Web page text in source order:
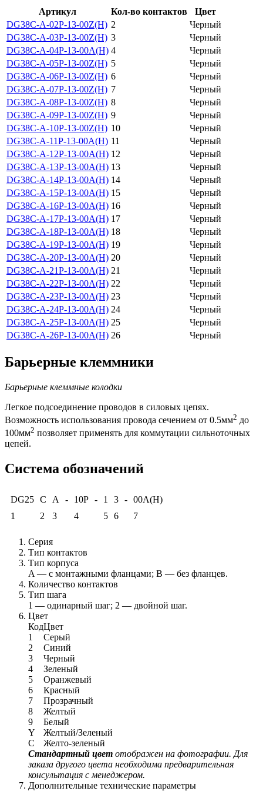
Артикул Кол-во контактов
Цвет
DG38C-A-02P-13-00Z(H) 2
Черный
DG38C-A-03P-13-00Z(H) 3
Черный
DG38C-A-04P-13-00A(H) 4
Черный
DG38C-A-05P-13-00Z(H) 5
Черный
DG38C-A-06P-13-00Z(H) 6
Черный
DG38C-A-07P-13-00Z(H) 7
Черный
DG38C-A-08P-13-00Z(H) 8
Черный
DG38C-A-09P-13-00Z(H) 9
Черный
DG38C-A-10P-13-00Z(H) 10
Черный
DG38C-A-11P-13-00A(H) 11
Черный
DG38C-A-12P-13-00A(H) 12
Черный
DG38C-A-13P-13-00A(H) 13
Черный
DG38C-A-14P-13-00A(H) 14
Черный
DG38C-A-15P-13-00A(H) 15
Черный
DG38C-A-16P-13-00A(H) 16
Черный
DG38C-A-17P-13-00A(H) 17
Черный
DG38C-A-18P-13-00A(H) 18
Черный
DG38C-A-19P-13-00A(H) 19
Черный
DG38C-A-20P-13-00A(H) 20
Черный
DG38C-A-21P-13-00A(H) 21
Черный
DG38C-A-22P-13-00A(H) 22
Черный
DG38C-A-23P-13-00A(H) 23
Черный
DG38C-A-24P-13-00A(H) 24
Черный
DG38C-A-25P-13-00A(H) 25
Черный
DG38C-A-26P-13-00A(H) 26 Черный
Барьерные клеммники
Барьерные клеммные колодки
Легкое подсоединение проводов в силовых цепях.
Возможность использования провода сечением от 0.5мм2 до
100мм2 позволяет применять для коммутации сильноточных
цепей.
Система обозначений
DG25 C A - 10P - 1 3 - 00A(H)
1
2 3 4 5 6 7
Серия
Тип контактов
Тип корпуса
A — с монтажными фланцами; B — без фланцев.
Количество контактов
Тип шага
1 — одинарный шаг; 2 — двойной шаг.
Цвет
КодЦвет
1
Серый
2
Синий
3
Черный
4
Зеленый
5
Оранжевый
6
Красный
7
Прозрачный
8
Желтый
9
Белый
Y
Желтый/Зеленый
C
Желто-зеленый
Стандартный цвет отображен на фотографии. Для
заказа другого цвета необходима предварительная
консультация с менеджером.
Дополнительные технические параметры